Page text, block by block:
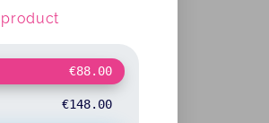
product
€88.00
€148.00